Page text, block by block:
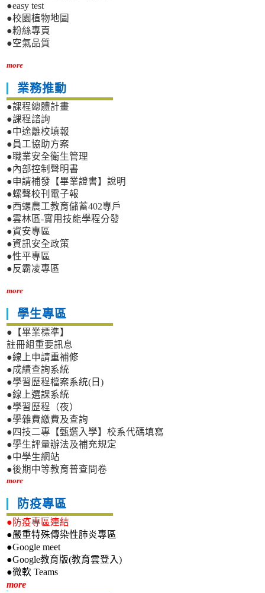
●easy test
●校園植物地圖
●粉絲專頁
●空氣品質
more
業務推動
●課程總體計畫
●課程諮詢
●中途離校填報
●員工協助方案
●職業安全衛生管理
●內部控制聲明書
●申請補發【畢業證書】說明
●螺聲校刊電子報
●西螺農工教育儲蓄402專戶
●雲林區-實用技能學程分發
●資安專區
●資訊安全政策
●性平專區
●反霸凌專區
more
學生專區
●【畢業標準】
註冊組重要訊息
●線上申請重補修
●成績查詢系統
●學習歷程檔案系統(日)
●線上選課系統
●學習歷程（夜）
●學雜費繳費及查詢
●四技二專【甄選入學】校系代碼填寫
●學生評量辦法及補充規定
●中學生網站
●後期中等教育普查問卷
more
防疫專區
●防疫專區連結
●嚴重特殊傳染性肺炎專區
●Google meet
●Google教育版(教育雲登入)
●微軟 Teams
more新生專區